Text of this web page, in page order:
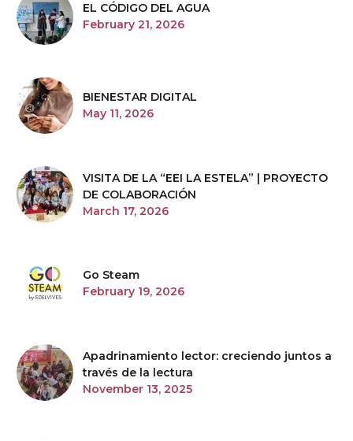
EL CÓDIGO DEL AGUA
February 21, 2026
BIENESTAR DIGITAL
May 11, 2026
VISITA DE LA “EEI LA ESTELA” | PROYECTO
DE COLABORACIÓN
March 17, 2026
Go Steam
February 19, 2026
Apadrinamiento lector: creciendo juntos a
través de la lectura
November 13, 2025